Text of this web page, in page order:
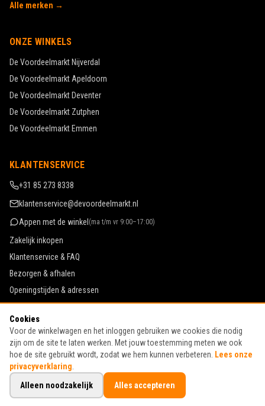
Alle merken →
ONZE WINKELS
De Voordeelmarkt Nijverdal
De Voordeelmarkt Apeldoorn
De Voordeelmarkt Deventer
De Voordeelmarkt Zutphen
De Voordeelmarkt Emmen
KLANTENSERVICE
+31 85 273 8338
klantenservice@devoordeelmarkt.nl
Appen met de winkel (ma t/m vr 9:00–17:00)
Zakelijk inkopen
Klantenservice & FAQ
Bezorgen & afhalen
Openingstijden & adressen
Werken bij De Voordeelmarkt
Algemene voorwaarden
Privacy & cookies
©2026De Voordeelmarkt · KvK 70367922 · BTW NL855528618B01
Gratis bezorgd of gratis afgehaald · Veilig betalen via Mollie
Cookies
Voor de winkelwagen en het inloggen gebruiken we cookies die nodig
zijn om de site te laten werken. Met jouw toestemming meten we ook
hoe de site gebruikt wordt, zodat we hem kunnen verbeteren.
Lees onze
privacyverklaring
Alleen noodzakelijk
Alles accepteren